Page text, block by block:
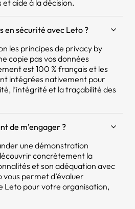
aide à la décision.
en sécurité avec Leto ?
les principes de privacy by
copie pas vos données
est 100 % français et les
intégrées nativement pour
l’intégrité et la traçabilité des
de m’engager ?
une démonstration
concrètement la
et son adéquation avec
permet d’évaluer
Leto pour votre organisation,